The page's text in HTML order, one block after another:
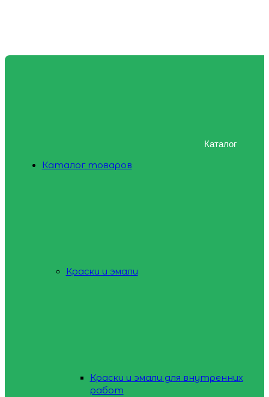
Каталог
Каталог товаров
Краски и эмали
Краски и эмали для внутренних
работ